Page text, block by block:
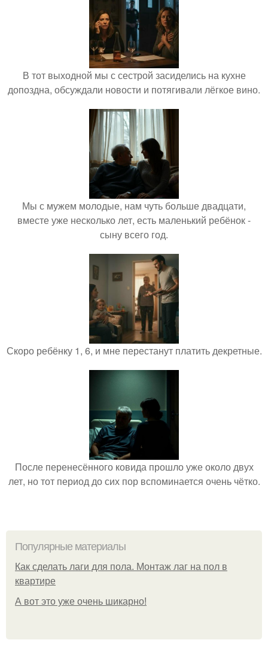
В тот выходной мы с сестрой засиделись на кухне
допоздна, обсуждали новости и потягивали лёгкое вино.
Мы с мужем молодые, нам чуть больше двадцати,
вместе уже несколько лет, есть маленький ребёнок -
сыну всего год.
Скоро ребёнку 1, 6, и мне перестанут платить декретные.
После перенесённого ковида прошло уже около двух
лет, но тот период до сих пор вспоминается очень чётко.
Популярные материалы
Как сделать лаги для пола. Монтаж лаг на пол в
квартире
А вот это уже очень шикарно!